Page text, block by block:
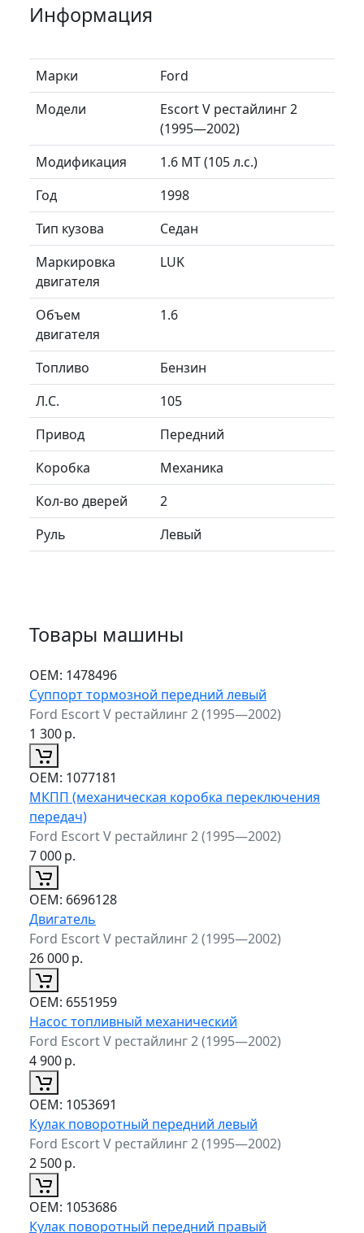
Информация
Марки
Ford
Модели
Escort V рестайлинг 2
(1995—2002)
Модификация
1.6 MT (105 л.с.)
Год
1998
Тип кузова
Седан
Маркировка
двигателя
LUK
Объем
двигателя
1.6
Топливо
Бензин
Л.C.
105
Привод
Передний
Коробка
Механика
Кол-во дверей
2
Руль
Левый
Товары машины
ОЕМ: 1478496
Суппорт тормозной передний левый
Ford Escort V рестайлинг 2 (1995—2002)
1 300р.
ОЕМ: 1077181
МКПП (механическая коробка переключения
передач)
Ford Escort V рестайлинг 2 (1995—2002)
7 000р.
ОЕМ: 6696128
Двигатель
Ford Escort V рестайлинг 2 (1995—2002)
26 000р.
ОЕМ: 6551959
Насос топливный механический
Ford Escort V рестайлинг 2 (1995—2002)
4 900р.
ОЕМ: 1053691
Кулак поворотный передний левый
Ford Escort V рестайлинг 2 (1995—2002)
2 500р.
ОЕМ: 1053686
Кулак поворотный передний правый